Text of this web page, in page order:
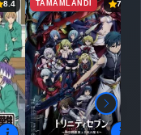
8.4 TAMAMLANDI 7.3